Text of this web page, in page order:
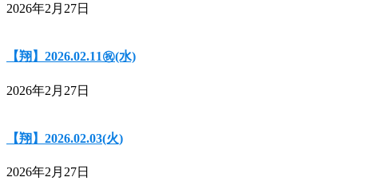
2026年2月27日
【翔】2026.02.11㊗(水)
2026年2月27日
【翔】2026.02.03(火)
2026年2月27日